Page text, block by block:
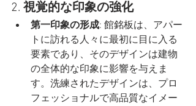
2. 視覚的な印象の強化
第一印象の形成: 館銘板は、アパー
トに訪れる人々に最初に目に入る
要素であり、そのデザインは建物
の全体的な印象に影響を与えま
す。洗練されたデザインは、プロ
フェッショナルで高品質なイメー